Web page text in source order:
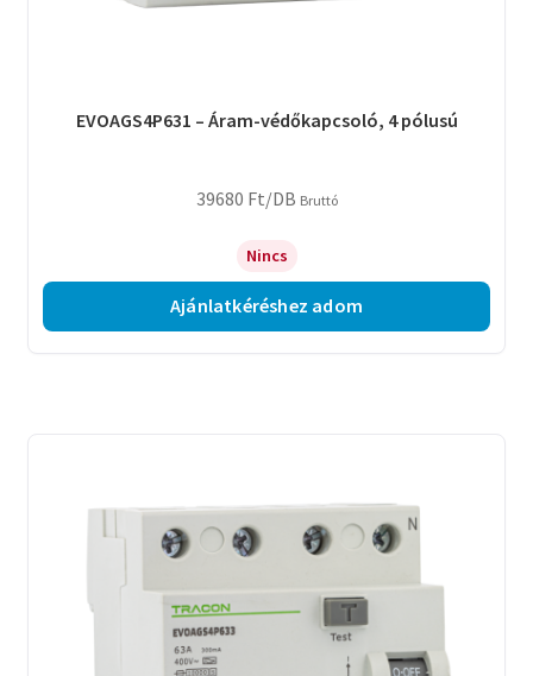
EVOAGS4P631 – Áram-védőkapcsoló, 4 pólusú
39680 Ft/DB Bruttó
Nincs
Ajánlatkéréshez adom